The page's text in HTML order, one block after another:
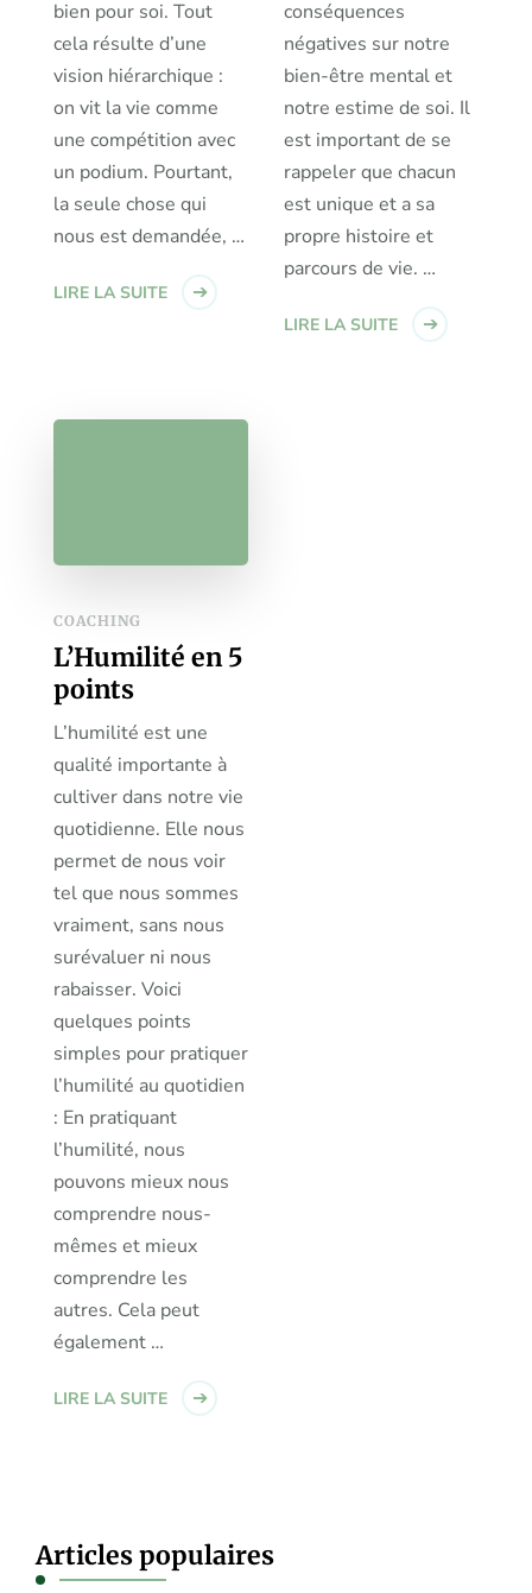
bien pour soi. Tout
cela résulte d’une
vision hiérarchique :
on vit la vie comme
une compétition avec
un podium. Pourtant,
la seule chose qui
nous est demandée, …
LIRE LA SUITE
conséquences
négatives sur notre
bien-être mental et
notre estime de soi. Il
est important de se
rappeler que chacun
est unique et a sa
propre histoire et
parcours de vie. …
LIRE LA SUITE
COACHING
L’Humilité en 5
points
L’humilité est une
qualité importante à
cultiver dans notre vie
quotidienne. Elle nous
permet de nous voir
tel que nous sommes
vraiment, sans nous
surévaluer ni nous
rabaisser. Voici
quelques points
simples pour pratiquer
l’humilité au quotidien
: En pratiquant
l’humilité, nous
pouvons mieux nous
comprendre nous-
mêmes et mieux
comprendre les
autres. Cela peut
également …
LIRE LA SUITE
Articles populaires